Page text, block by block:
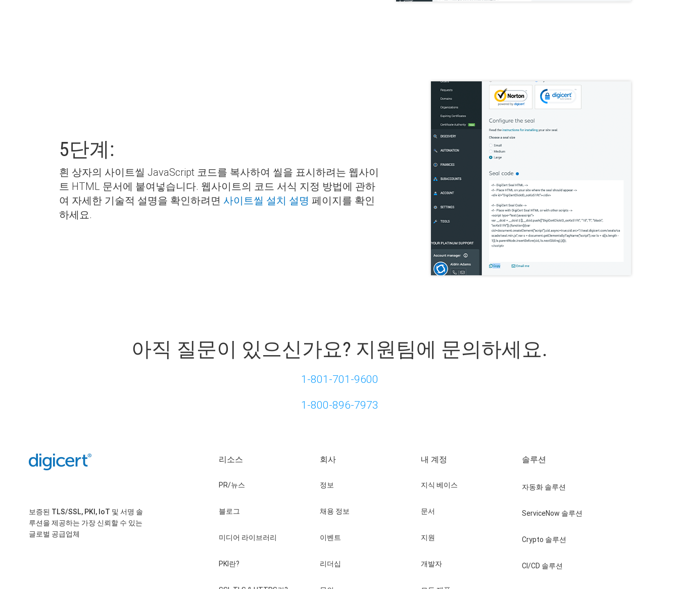
5단계:
흰 상자의 사이트씰 JavaScript 코드를 복사하여 씰을 표시하려는 웹사이
트 HTML 문서에 붙여넣습니다. 웹사이트의 코드 서식 지정 방법에 관하
여 자세한 기술적 설명을 확인하려면 사이트씰 설치 설명 페이지를 확인
하세요.
아직 질문이 있으신가요? 지원팀에 문의하세요.
1-801-701-9600
1-800-896-7973
보증된 TLS/SSL, PKI, IoT 및 서명 솔
루션을 제공하는 가장 신뢰할 수 있는
글로벌 공급업체
리소스
PR/뉴스
블로그
미디어 라이브러리
PKI란?
회사
정보
채용 정보
이벤트
리더십
내 계정
지식 베이스
문서
지원
개발자
솔루션
자동화 솔루션
ServiceNow 솔루션
Crypto 솔루션
CI/CD 솔루션